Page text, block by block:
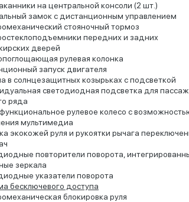
на центральной консоли (2 шт.)
замок с дистанционным управлением
стояночный тормоз
передних и задних
дверей
рулевая колонка
запуск двигателя
в солнцезащитных козырьках с подсветкой
светодиодная подсветка для
ряда
рулевое колесо с
мультимедиа
экокожей руля и рукоятки рычага
повторители поворота,
зеркала
указатели поворота
бесключевого доступа
блокировка руля